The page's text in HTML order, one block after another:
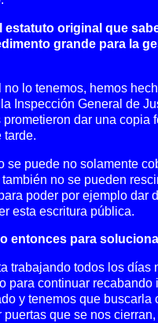
estatuto original que
grande para la
no lo tenemos, hemos
la Inspección General de
dar una copia
tarde.
se puede no solamente
no se pueden
poder por ejemplo dar
esta escritura pública.
entonces para
trabajando todos los días
para continuar recabando
y tenemos que buscarla
puertas que se nos